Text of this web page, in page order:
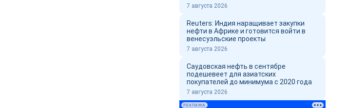
7 августа 2026
Reuters: Индия наращивает закупки
нефти в Африке и готовится войти в
венесуэльские проекты
7 августа 2026
Саудовская нефть в сентябре
подешевеет для азиатских
покупателей до минимума с 2020 года
7 августа 2026
РЕКЛАМА